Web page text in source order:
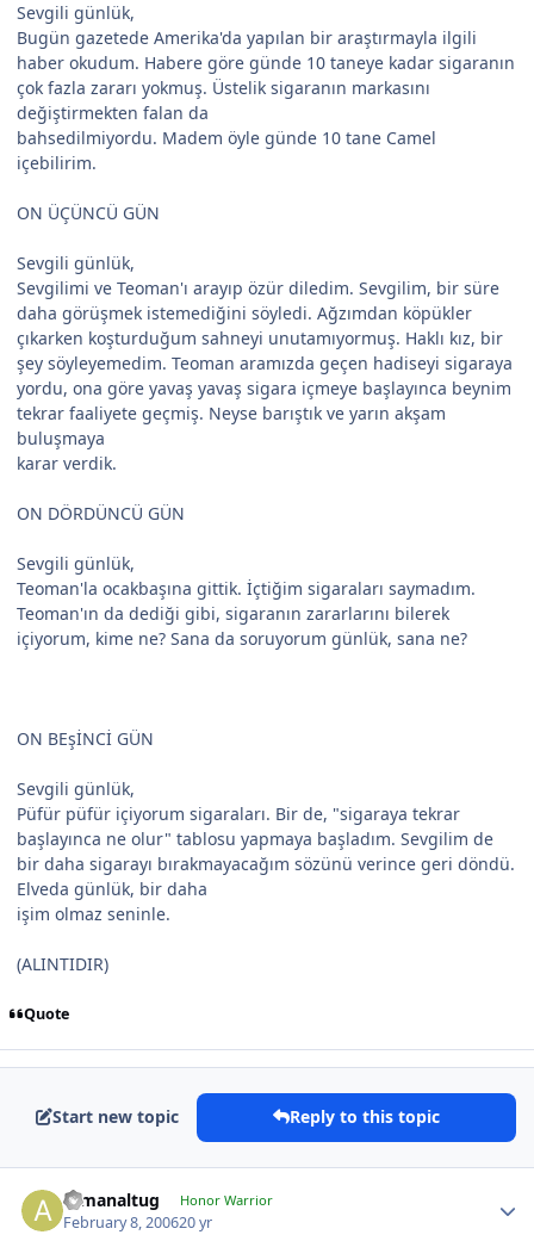
Sevgili günlük,
Bugün gazetede Amerika'da yapılan bir araştırmayla ilgili
haber okudum. Habere göre günde 10 taneye kadar sigaranın
çok fazla zararı yokmuş. Üstelik sigaranın markasını
değiştirmekten falan da
bahsedilmiyordu. Madem öyle günde 10 tane Camel
içebilirim.
ON ÜÇÜNCÜ GÜN
Sevgili günlük,
Sevgilimi ve Teoman'ı arayıp özür diledim. Sevgilim, bir süre
daha görüşmek istemediğini söyledi. Ağzımdan köpükler
çıkarken koşturduğum sahneyi unutamıyormuş. Haklı kız, bir
şey söyleyemedim. Teoman aramızda geçen hadiseyi sigaraya
yordu, ona göre yavaş yavaş sigara içmeye başlayınca beynim
tekrar faaliyete geçmiş. Neyse barıştık ve yarın akşam
buluşmaya
karar verdik.
ON DÖRDÜNCÜ GÜN
Sevgili günlük,
Teoman'la ocakbaşına gittik. İçtiğim sigaraları saymadım.
Teoman'ın da dediği gibi, sigaranın zararlarını bilerek
içiyorum, kime ne? Sana da soruyorum günlük, sana ne?
ON BEşİNCİ GÜN
Sevgili günlük,
Püfür püfür içiyorum sigaraları. Bir de, "sigaraya tekrar
başlayınca ne olur" tablosu yapmaya başladım. Sevgilim de
bir daha sigarayı bırakmayacağım sözünü verince geri döndü.
Elveda günlük, bir daha
işim olmaz seninle.
(ALINTIDIR)
Quote
Start new topic Reply to this topic
armanaltug Honor Warrior
February 8, 200620 yr